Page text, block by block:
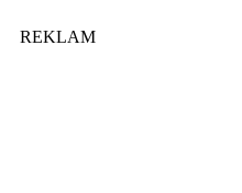
REKLAM